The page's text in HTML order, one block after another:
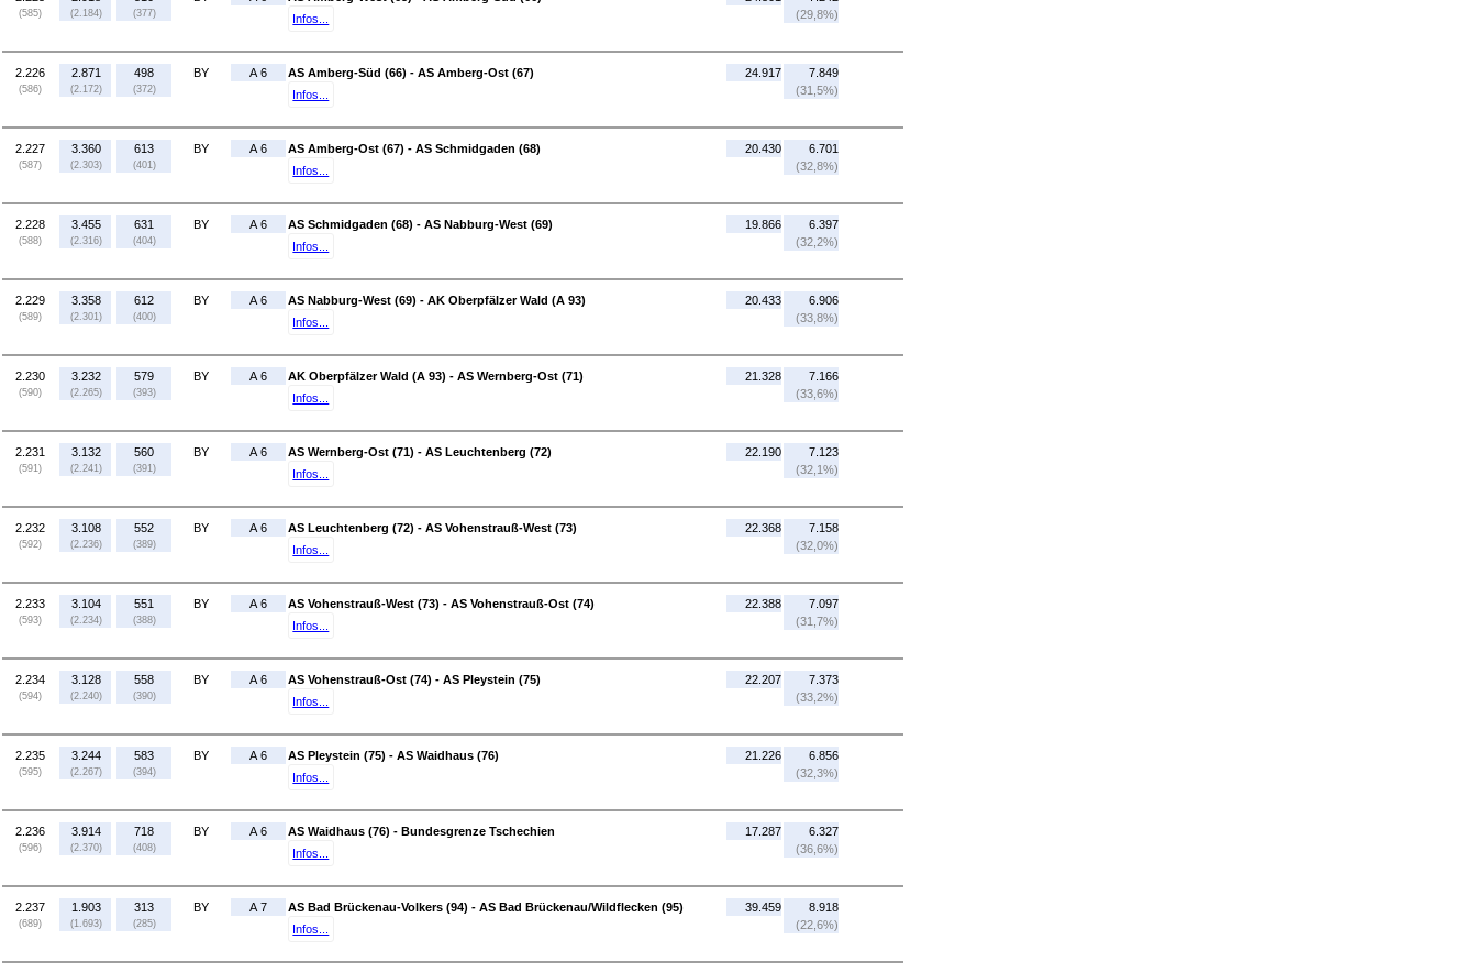
(585) (2.184) (377)
Infos...
(29,8%)
2.226
(586)
2.871
(2.172)
498
(372)
BY A 6
AS Amberg-Süd (66) - AS Amberg-Ost (67)
Infos...
24.917
7.849
(31,5%)
2.227
(587)
3.360
(2.303)
613
(401)
BY A 6
AS Amberg-Ost (67) - AS Schmidgaden (68)
Infos...
20.430
6.701
(32,8%)
2.228
(588)
3.455
(2.316)
631
(404)
BY A 6
AS Schmidgaden (68) - AS Nabburg-West (69)
Infos...
19.866
6.397
(32,2%)
2.229
(589)
3.358
(2.301)
612
(400)
BY A 6
AS Nabburg-West (69) - AK Oberpfälzer Wald (A 93)
Infos...
20.433
6.906
(33,8%)
2.230
(590)
3.232
(2.265)
579
(393)
BY A 6
AK Oberpfälzer Wald (A 93) - AS Wernberg-Ost (71)
Infos...
21.328
7.166
(33,6%)
2.231
(591)
3.132
(2.241)
560
(391)
BY A 6
AS Wernberg-Ost (71) - AS Leuchtenberg (72)
Infos...
22.190
7.123
(32,1%)
2.232
(592)
3.108
(2.236)
552
(389)
BY A 6
AS Leuchtenberg (72) - AS Vohenstrauß-West (73)
Infos...
22.368
7.158
(32,0%)
2.233
(593)
3.104
(2.234)
551
(388)
BY A 6
AS Vohenstrauß-West (73) - AS Vohenstrauß-Ost (74)
Infos...
22.388
7.097
(31,7%)
2.234
(594)
3.128
(2.240)
558
(390)
BY A 6
AS Vohenstrauß-Ost (74) - AS Pleystein (75)
Infos...
22.207
7.373
(33,2%)
2.235
(595)
3.244
(2.267)
583
(394)
BY A 6
AS Pleystein (75) - AS Waidhaus (76)
Infos...
21.226
6.856
(32,3%)
2.236
(596)
3.914
(2.370)
718
(408)
BY A 6
AS Waidhaus (76) - Bundesgrenze Tschechien
Infos...
17.287
6.327
(36,6%)
2.237
(689)
1.903
(1.693)
313
(285)
BY A 7
AS Bad Brückenau-Volkers (94) - AS Bad Brückenau/Wildflecken (95)
Infos...
39.459
8.918
(22,6%)